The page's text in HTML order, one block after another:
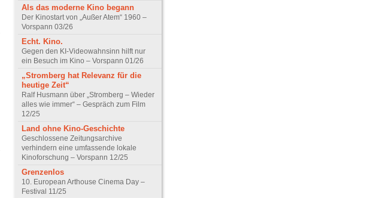
Als das moderne Kino begann
Der Kinostart von „Außer Atem“ 1960 –
Vorspann 03/26
Echt. Kino.
Gegen den KI-Videowahnsinn hilft nur
ein Besuch im Kino – Vorspann 01/26
„Stromberg hat Relevanz für die
heutige Zeit“
Ralf Husmann über „Stromberg – Wieder
alles wie immer“ – Gespräch zum Film
12/25
Land ohne Kino-Geschichte
Geschlossene Zeitungsarchive
verhindern eine umfassende lokale
Kinoforschung – Vorspann 12/25
Grenzenlos
10. European Arthouse Cinema Day –
Festival 11/25